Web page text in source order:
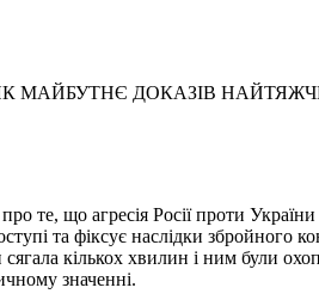
МАЙБУТНЄ ДОКАЗІВ
про те, що агресія Росії проти
та фіксує наслідки
сягала кількох хвилин і ним були
значенні.